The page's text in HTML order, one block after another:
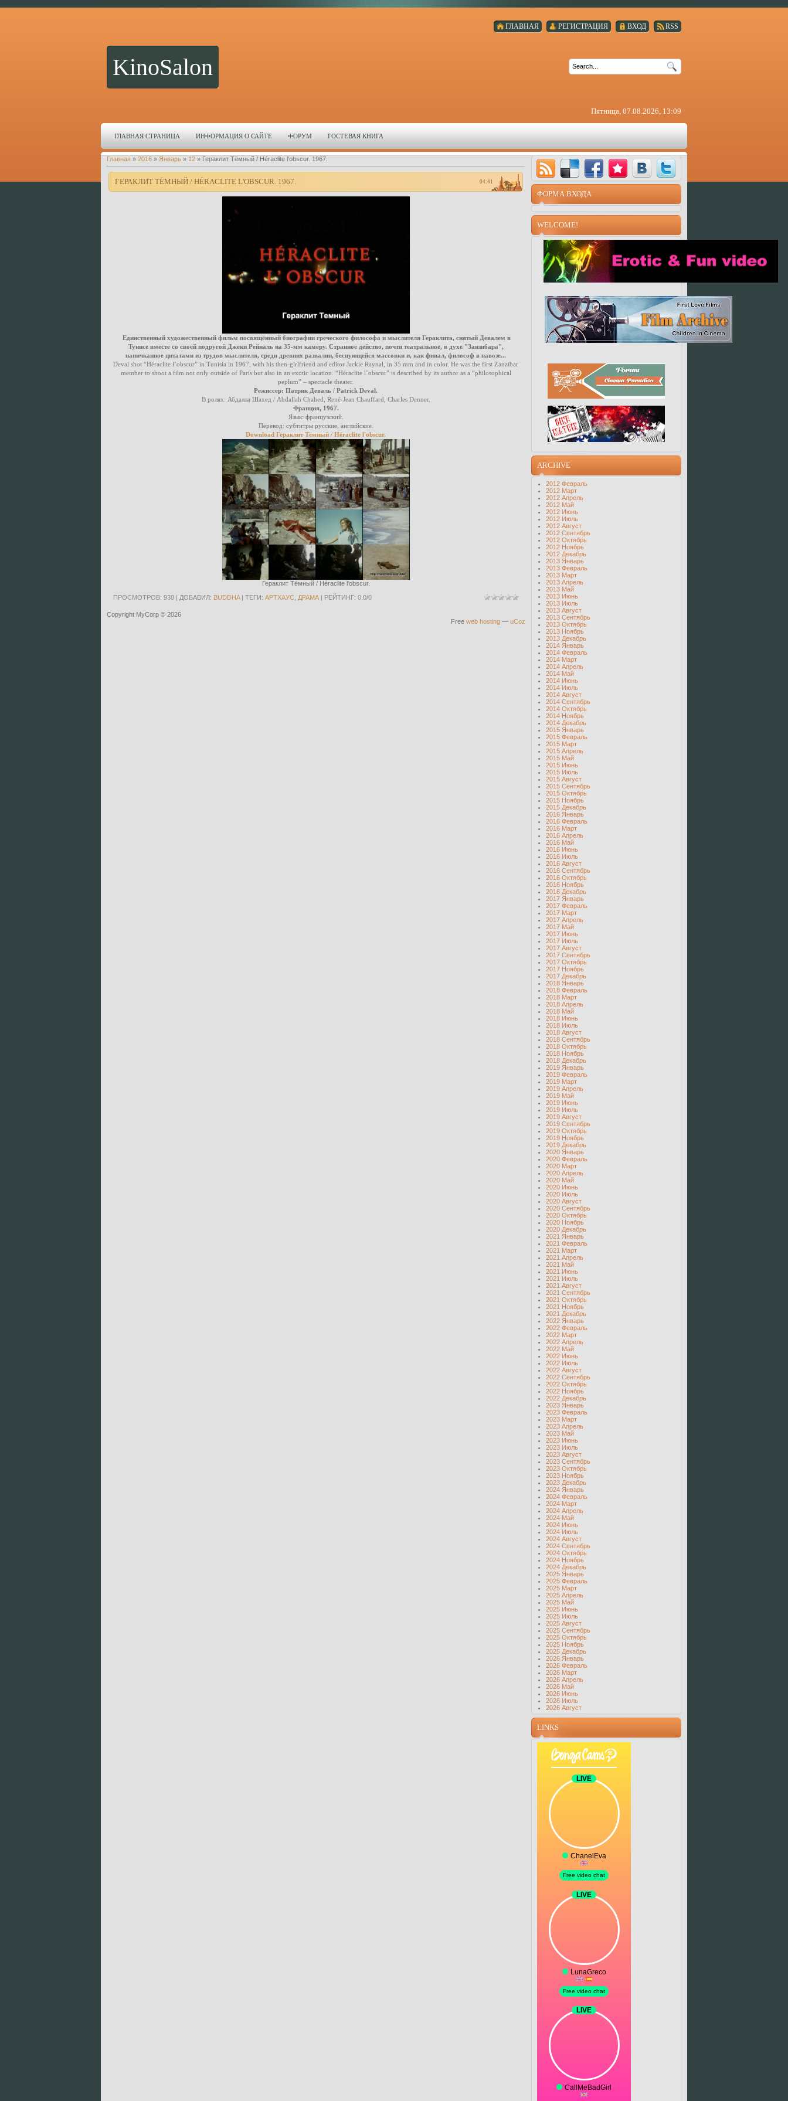
RSS
ВХОД
РЕГИСТРАЦИЯ
ГЛАВНАЯ
KinoSalon
Пятница, 07.08.2026, 13:09
ГЛАВНАЯ СТРАНИЦА ИНФОРМАЦИЯ О САЙТЕ ФОРУМ ГОСТЕВАЯ КНИГА
Главная » 2016 » Январь » 12 » Гераклит Тёмный / Héraclite l'obscur. 1967.
04:41
ГЕРАКЛИТ ТЁМНЫЙ / HÉRACLITE L'OBSCUR. 1967.
Единственный художественный фильм посвящённый биографии греческого философа и мыслителя Гераклита, снятый Девалем в
Тунисе вместе со своей подругой Джеки Рейналь на 35-мм камеру. Странное действо, почти театральное, в духе "Занзибара",
напичканное цитатами из трудов мыслителя, среди древних развалин, беснующейся массовки и, как финал, философ в навозе...
Deval shot “Héraclite l’obscur” in Tunisia in 1967, with his then-girlfriend and editor Jackie Raynal, in 35 mm and in color. He was the first Zanzibar
member to shoot a film not only outside of Paris but also in an exotic location. “Héraclite l’obscur” is described by its author as a “philosophical
peplum” – spectacle theater.
Режиссер: Патрик Деваль / Patrick Deval.
В ролях: Абдалла Шахед / Abdallah Chahed, René-Jean Chauffard, Charles Denner.
Франция, 1967.
Язык: французский.
Перевод: субтитры русские, английские.
Download Гераклит Тёмный / Héraclite l'obscur.
Гераклит Тёмный / Héraclite l'obscur.
ПРОСМОТРОВ: 938 | ДОБАВИЛ: BUDDHA| ТЕГИ: АРТХАУС ДРАМА | РЕЙТИНГ: 0.0/0
ФОРМА ВХОДА
WELCOME!
ARCHIVE
2012 Февраль
2012 Март
2012 Апрель
2012 Май
2012 Июнь
2012 Июль
2012 Август
2012 Сентябрь
2012 Октябрь
2012 Ноябрь
2012 Декабрь
2013 Январь
2013 Февраль
2013 Март
2013 Апрель
2013 Май
2013 Июнь
2013 Июль
2013 Август
2013 Сентябрь
2013 Октябрь
2013 Ноябрь
2013 Декабрь
2014 Январь
2014 Февраль
2014 Март
2014 Апрель
2014 Май
2014 Июнь
2014 Июль
2014 Август
2014 Сентябрь
2014 Октябрь
2014 Ноябрь
2014 Декабрь
2015 Январь
2015 Февраль
2015 Март
2015 Апрель
2015 Май
2015 Июнь
2015 Июль
2015 Август
2015 Сентябрь
2015 Октябрь
2015 Ноябрь
2015 Декабрь
2016 Январь
2016 Февраль
2016 Март
2016 Апрель
2016 Май
2016 Июнь
2016 Июль
2016 Август
2016 Сентябрь
2016 Октябрь
2016 Ноябрь
2016 Декабрь
2017 Январь
2017 Февраль
2017 Март
2017 Апрель
2017 Май
2017 Июнь
2017 Июль
2017 Август
2017 Сентябрь
2017 Октябрь
2017 Ноябрь
2017 Декабрь
2018 Январь
2018 Февраль
2018 Март
2018 Апрель
2018 Май
2018 Июнь
2018 Июль
2018 Август
2018 Сентябрь
2018 Октябрь
2018 Ноябрь
2018 Декабрь
2019 Январь
2019 Февраль
2019 Март
2019 Апрель
2019 Май
2019 Июнь
2019 Июль
2019 Август
2019 Сентябрь
2019 Октябрь
2019 Ноябрь
2019 Декабрь
2020 Январь
2020 Февраль
2020 Март
2020 Апрель
2020 Май
2020 Июнь
2020 Июль
2020 Август
2020 Сентябрь
2020 Октябрь
2020 Ноябрь
2020 Декабрь
2021 Январь
2021 Февраль
2021 Март
2021 Апрель
2021 Май
2021 Июнь
2021 Июль
2021 Август
2021 Сентябрь
2021 Октябрь
2021 Ноябрь
2021 Декабрь
2022 Январь
2022 Февраль
2022 Март
2022 Апрель
2022 Май
2022 Июнь
2022 Июль
2022 Август
2022 Сентябрь
2022 Октябрь
2022 Ноябрь
2022 Декабрь
2023 Январь
2023 Февраль
2023 Март
2023 Апрель
2023 Май
2023 Июнь
2023 Июль
2023 Август
2023 Сентябрь
2023 Октябрь
2023 Ноябрь
2023 Декабрь
2024 Январь
2024 Февраль
2024 Март
2024 Апрель
2024 Май
2024 Июнь
2024 Июль
2024 Август
2024 Сентябрь
2024 Октябрь
2024 Ноябрь
2024 Декабрь
2025 Январь
2025 Февраль
2025 Март
2025 Апрель
2025 Май
2025 Июнь
2025 Июль
2025 Август
2025 Сентябрь
2025 Октябрь
2025 Ноябрь
2025 Декабрь
2026 Январь
2026 Февраль
2026 Март
2026 Апрель
2026 Май
2026 Июнь
2026 Июль
2026 Август
LINKS
Copyright MyCorp © 2026
Free web hosting — uCoz